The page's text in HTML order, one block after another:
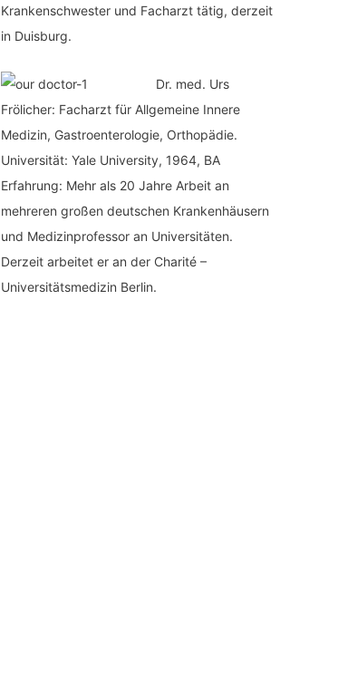
Krankenschwester und Facharzt tätig, derzeit
in Duisburg.
Dr. med. Urs
Frölicher: Facharzt für Allgemeine Innere
Medizin, Gastroenterologie, Orthopädie.
Universität: Yale University, 1964, BA
Erfahrung: Mehr als 20 Jahre Arbeit an
mehreren großen deutschen Krankenhäusern
und Medizinprofessor an Universitäten.
Derzeit arbeitet er an der Charité –
Universitätsmedizin Berlin.